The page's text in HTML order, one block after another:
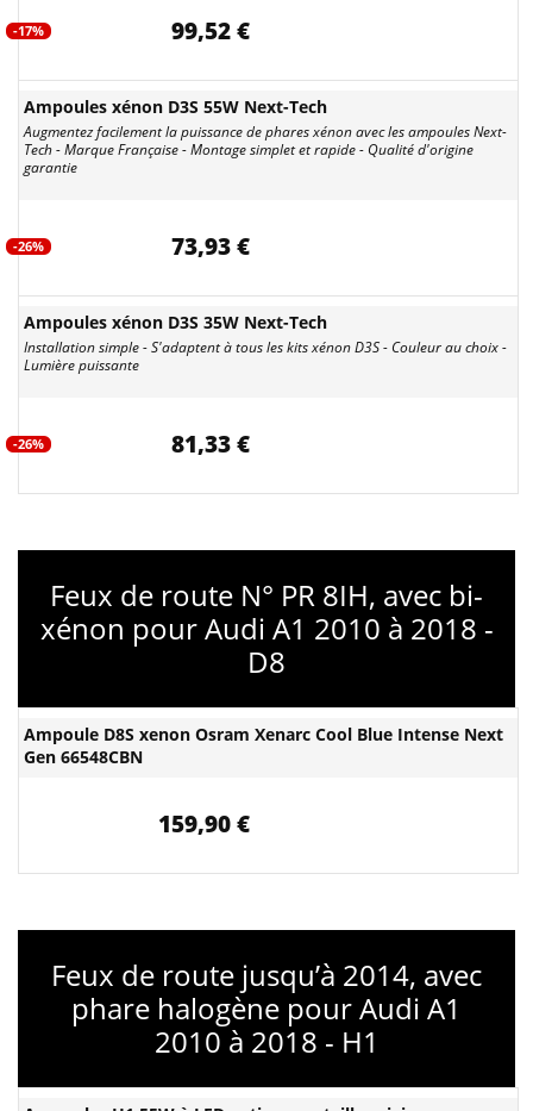
-17% 99,52 €
Ampoules xénon D3S 55W Next-Tech
Augmentez facilement la puissance de phares xénon avec les ampoules Next-
Tech - Marque Française - Montage simplet et rapide - Qualité d'origine
garantie
-26% 73,93 €
Ampoules xénon D3S 35W Next-Tech
Installation simple - S'adaptent à tous les kits xénon D3S - Couleur au choix -
Lumière puissante
-26% 81,33 €
Feux de route N° PR 8IH, avec bi-
xénon pour Audi A1 2010 à 2018 -
D8
Ampoule D8S xenon Osram Xenarc Cool Blue Intense Next
Gen 66548CBN
159,90 €
Feux de route jusqu’à 2014, avec
phare halogène pour Audi A1
2010 à 2018 - H1